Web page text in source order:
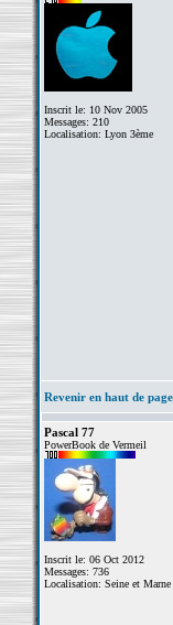
Inscrit le: 10 Nov 2005
Messages: 210
Localisation: Lyon 3ème
Revenir en haut de page
Pascal 77
PowerBook de Vermeil
Inscrit le: 06 Oct 2012
Messages: 736
Localisation: Seine et Marne